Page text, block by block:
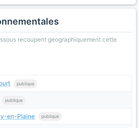
recoupent geographiquement cette
publique
publique
en-Plaine publique